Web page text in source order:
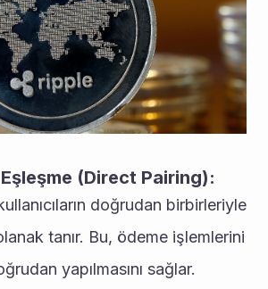
(Direct Pairing):
tanır. Bu, ödeme işlemlerini
yapılmasını sağlar.